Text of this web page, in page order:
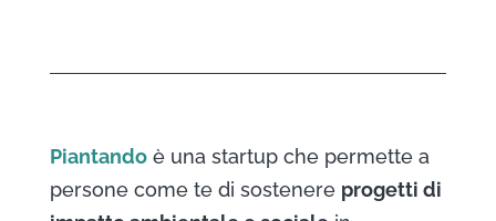
Piantandoè una startup che permette a
persone come te di sostenere progetti di